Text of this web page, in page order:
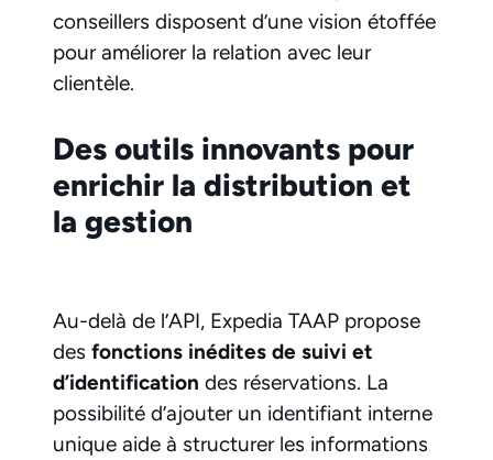
conseillers disposent d’une vision étoffée
pour améliorer la relation avec leur
clientèle.
Des outils innovants pour
enrichir la distribution et
la gestion
Au-delà de l’API, Expedia TAAP propose
des fonctions inédites de suivi et
d’identification des réservations. La
possibilité d’ajouter un identifiant interne
unique aide à structurer les informations